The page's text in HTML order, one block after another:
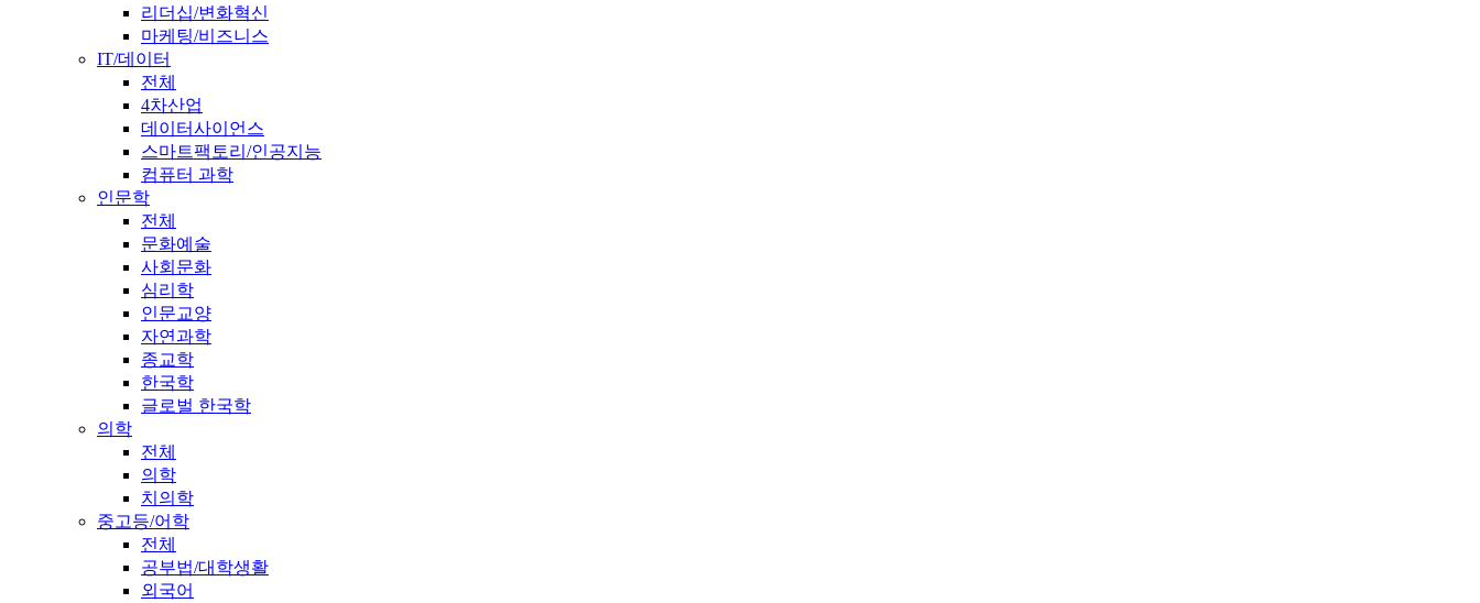
리더십/변화혁신
마케팅/비즈니스
IT/데이터
전체
4차산업
데이터사이언스
스마트팩토리/인공지능
컴퓨터 과학
인문학
전체
문화예술
사회문화
심리학
인문교양
자연과학
종교학
한국학
글로벌 한국학
의학
전체
의학
치의학
중고등/어학
전체
공부법/대학생활
외국어